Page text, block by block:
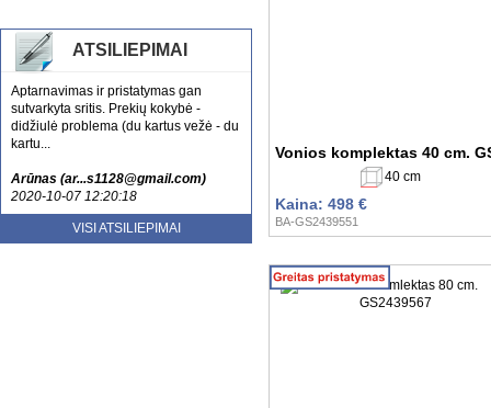
ATSILIEPIMAI
Esu patenkinta jusu aptarnavimu ir
kokybe. Tikrai rekomenduoju
Aptarnavimas ir pristatymas gan
sutvarkyta sritis. Prekių kokybė -
didžiulė problema (du kartus vežė - du
kartu...
Arūnas (ar...s1128@gmail.com)
2020-10-07 12:20:18
VISI ATSILIEPIMAI
Vonios komplektas 40 cm.
40 cm
Kaina: 498 €
BA-GS2439551